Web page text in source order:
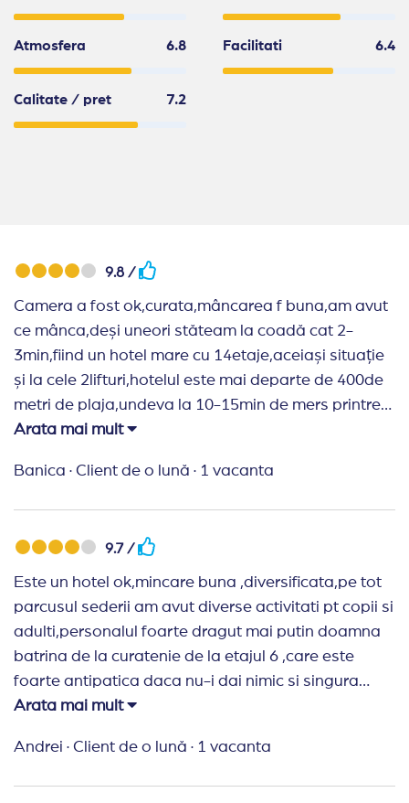
Atmosfera 6.8 Facilitati 6.4
Calitate / pret 7.2
9.8 /
Camera a fost ok,curata,mâncarea f buna,am avut
ce mânca,deși uneori stăteam la coadă cat 2-
3min,fiind un hotel mare cu 14etaje,aceiași situație
și la cele 2lifturi,hotelul este mai departe de 400de
metri de plaja,undeva la 10-15min de mers printre
hoteluri,dar pt noi nu a fost o problema deoarece
cazatii la etajul 12 ,iar priveliștea spre mare era
Recomand Travelplanner:
colaborarea,promtii și detaliați!Va multumesc!
Arata mai mult
Banica · Client de o lună · 1 vacanta
9.7 /
Este un hotel ok,mincare buna ,diversificata,pe tot
parcusul sederii am avut diverse activitati pt copii si
adulti,personalul foarte dragut mai putin doamna
batrina de la curatenie de la etajul 6 ,care este
foarte antipatica daca nu-i dai nimic si singura
parte a vacantei de care nu am fost multumita este
13€ pe zi .Platesti mai mult parcarea decit restul
Recomand Travelplanner:Din punctul meu de
Arata mai mult
Andrei · Client de o lună · 1 vacanta